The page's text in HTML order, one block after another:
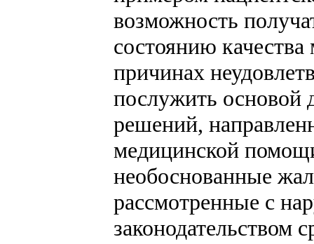
возможность
состоянию
причинах
послужить основой
решений,
медицинской
необоснованные
рассмотренные с
законодательством